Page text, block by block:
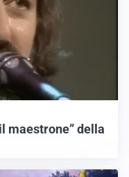
maestrone” della